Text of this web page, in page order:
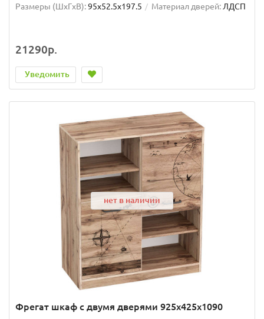
Размеры (ШxГxВ):95x52.5x197.5 Материал дверей: ЛДСП
21290р.
Уведомить
нет в наличии
Фрегат шкаф с двумя дверями 925х425х1090